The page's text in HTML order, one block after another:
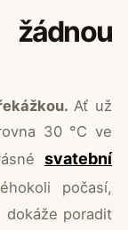
Ať už
30 °C ve
svatební
počasí,
poradit